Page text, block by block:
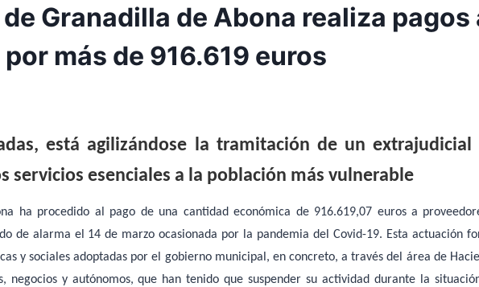
Granadilla de Abona realiza pagos
más de 916.619 euros
está agilizándose la tramitación de un extrajudicial
servicios esenciales a la población más vulnerable
ha procedido al pago de una cantidad económica de 916.619,07 euros a
de alarma el 14 de marzo ocasionada por la pandemia del Covid-19. Esta actuación
y sociales adoptadas por el gobierno municipal, en concreto, a través del área de
negocios y autónomos, que han tenido que suspender su actividad durante la